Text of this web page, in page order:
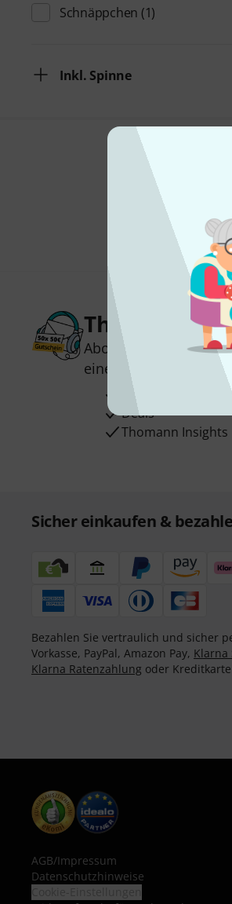
Schnäppchen (1)
Inkl. Spinne
Thomann
Abonniere den
einen von
50
Inspirierende
Deals
Thomann Insights
Sicher einkaufen &
Bezahlen Sie vertraulich und sicher
Vorkasse, PayPal, Amazon Pay, Klarna
Klarna Ratenzahlung oder
AGB/Impressum
Datenschutzhinweise